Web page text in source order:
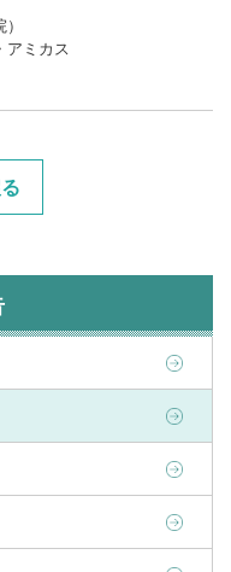
・アミカス